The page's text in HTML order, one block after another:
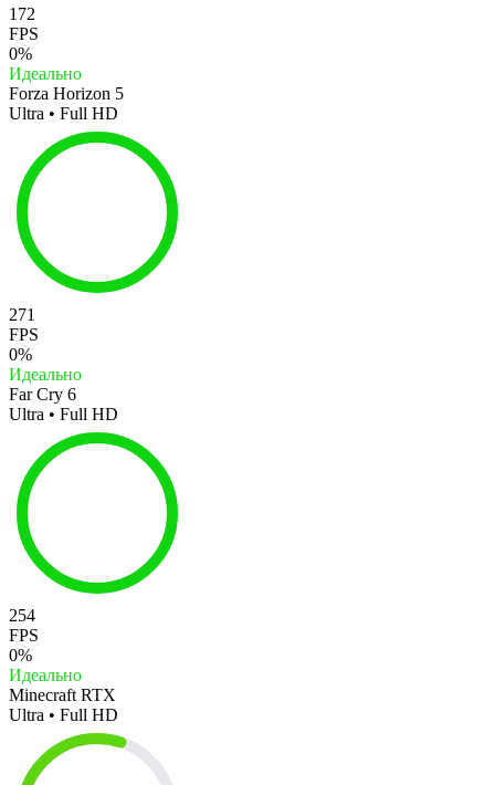
172
FPS
0%
Идеально
Forza Horizon 5
Ultra • Full HD
271
FPS
0%
Идеально
Far Cry 6
Ultra • Full HD
254
FPS
0%
Идеально
Minecraft RTX
Ultra • Full HD